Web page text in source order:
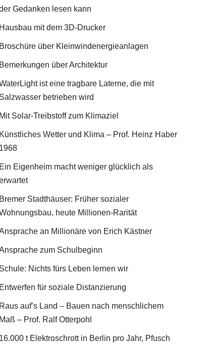
Gedanken lesen kann
Hausbau mit dem 3D-Drucker
Broschüre über Kleinwindenergieanlagen
Bemerkungen über Architektur
ist eine tragbare Laterne, die mit
Salzwasser betrieben wird
Mit Solar-Treibstoff zum Klimaziel
Künstliches Wetter und Klima – Prof. Heinz Haber
1968
Ein Eigenheim macht weniger glücklich als
Bremer Stadthäuser: Früher sozialer
heute Millionen-Rarität
an Millionäre von Erich Kästner
zum Schulbeginn
Schule: Nichts fürs Leben lernen wir
Entwerfen für soziale Distanzierung
Raus auf’s Land – Bauen nach menschlichem
Maß – Prof. Ralf Otterpohl
16.000 t Elektroschrott in Berlin pro Jahr, Pfusch